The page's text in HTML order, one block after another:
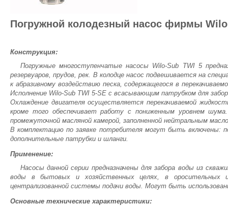
Погружной колодезный насос фирмы Wilo
Конструкция:
Погружные многоступенчатые насосы Wilo-Sub TWI 5
резервуаров, прудов, рек. В колодце насос подвешивается на
к абразивному воздействию песка, содержащегося в
Исполнение Wilo-Sub TWI 5-SE с всасывающим патрубком для
Охлаждение двигателя осуществляется перекачиваемой
кроме того обеспечивает работу с пониженным уровнем
промежуточной масляной камерой, заполненной нейтральным
В комплектацию по заявке потребителя могут быть включены:
дополнительные патрубки и шланги.
Применение:
Насосы данной серии предназначены для забора воды из
воды в бытовых и хозяйственных целях, в оросительных
централизованной системы подачи воды. Могут быть
Основные технические характеристики: